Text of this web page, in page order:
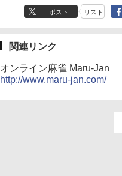
ポスト リスト
関連リンク
オンライン麻雀 Maru-Jan
http://www.maru-jan.com/